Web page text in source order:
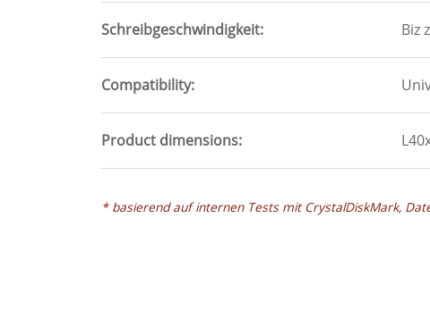
Schreibgeschwindigkeit Biz
Compatibility
Product dimensions
* basierend auf internen Tests mit CrystalDiskMark,